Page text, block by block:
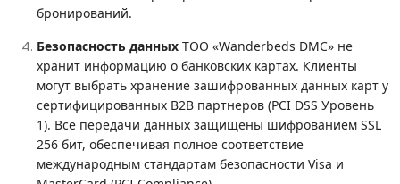
бронирований.
Безопасность данных ТОО «Wanderbeds DMC» не
хранит информацию о банковских картах. Клиенты
могут выбрать хранение зашифрованных данных карт у
сертифицированных B2B партнеров (PCI DSS Уровень
1). Все передачи данных защищены шифрованием SSL
256 бит, обеспечивая полное соответствие
международным стандартам безопасности Visa и